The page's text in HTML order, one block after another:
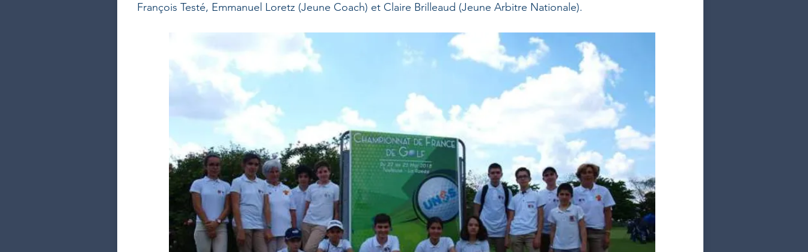
François Testé, Emmanuel Loretz (Jeune Coach) et Claire Brilleaud (Jeune Arbitre Nationale).